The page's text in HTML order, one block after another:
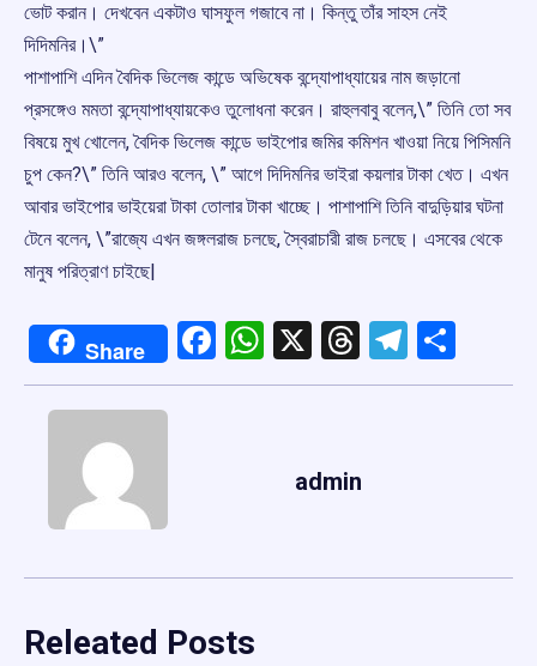
ভোট করান। দেখবেন একটাও ঘাসফুল গজাবে না। কিন্তু তাঁর সাহস নেই
দিদিমনির।\”
পাশাপাশি এদিন বৈদিক ভিলেজ কান্ডে অভিষেক বন্দ্যোপাধ্যায়ের নাম জড়ানো
প্রসঙ্গেও মমতা বন্দ্যোপাধ্যায়কেও তুলোধনা করেন। রাহুলবাবু বলেন,\” তিনি তো সব
বিষয়ে মুখ খোলেন, বৈদিক ভিলেজ কান্ডে ভাইপোর জমির কমিশন খাওয়া নিয়ে পিসিমনি
চুপ কেন?\” তিনি আরও বলেন, \” আগে দিদিমনির ভাইরা কয়লার টাকা খেত। এখন
আবার ভাইপোর ভাইয়েরা টাকা তোলার টাকা খাচ্ছে। পাশাপাশি তিনি বাদুড়িয়ার ঘটনা
টেনে বলেন, \”রাজ্যে এখন জঙ্গলরাজ চলছে, স্বৈরাচারী রাজ চলছে। এসবের থেকে
মানুষ পরিত্রাণ চাইছে|
Share Facebook
WhatsApp
X Threads
admin
Releated Posts